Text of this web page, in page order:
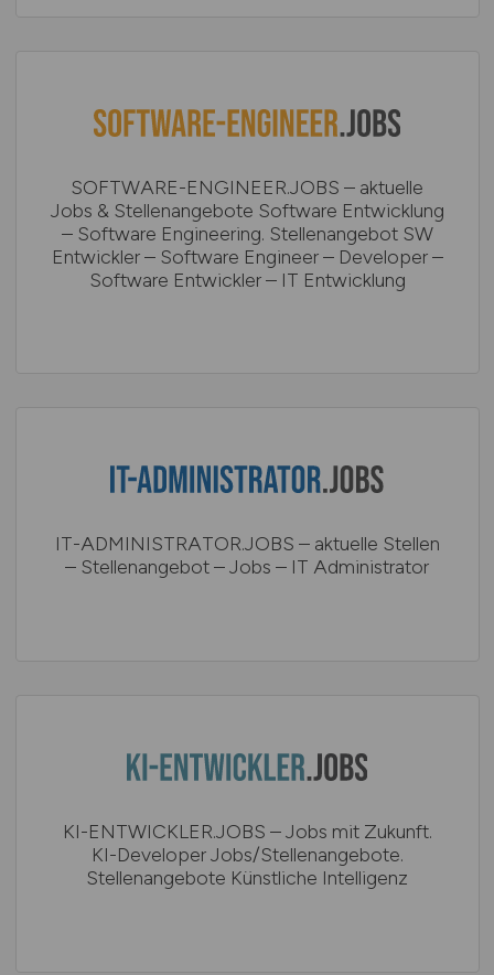
SOFTWARE-ENGINEER.JOBS – aktuelle
Jobs & Stellenangebote Software Entwicklung
– Software Engineering. Stellenangebot SW
Entwickler – Software Engineer – Developer –
Software Entwickler – IT Entwicklung
IT-ADMINISTRATOR.JOBS – aktuelle Stellen
– Stellenangebot – Jobs – IT Administrator
KI-ENTWICKLER.JOBS – Jobs mit Zukunft.
KI-Developer Jobs/Stellenangebote.
Stellenangebote Künstliche Intelligenz